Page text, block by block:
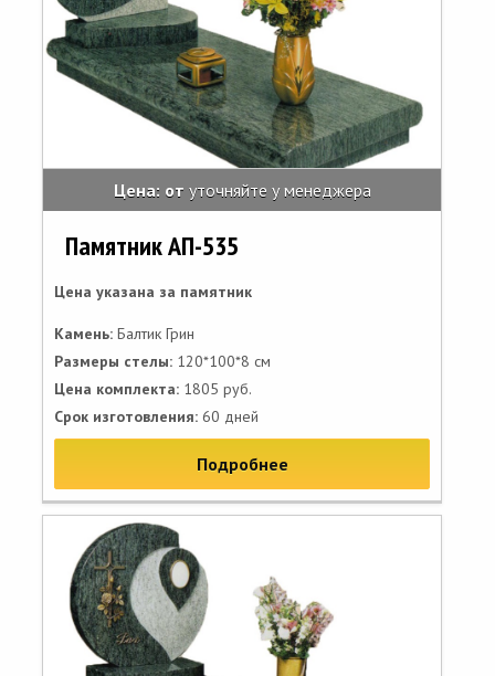
Цена: от уточняйте у менеджера
Памятник АП-535
Цена указана за памятник
Камень: Балтик Грин
Размеры стелы: 120*100*8 см
Цена комплекта: 1805 руб.
Срок изготовления: 60 дней
Подробнее